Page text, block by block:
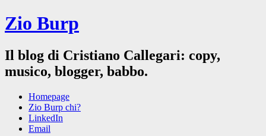
Zio Burp
Il blog di Cristiano Callegari: copy,
musico, blogger, babbo.
Homepage
Zio Burp chi?
LinkedIn
Email